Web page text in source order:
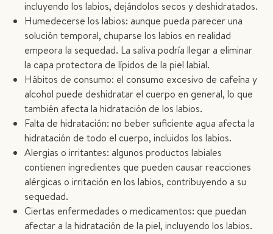
incluyendo los labios, dejándolos secos y deshidratados.
Humedecerse los labios: aunque pueda parecer una
solución temporal, chuparse los labios en realidad
empeora la sequedad. La saliva podría llegar a eliminar
la capa protectora de lípidos de la piel labial.
Hábitos de consumo: el consumo excesivo de cafeína y
alcohol puede deshidratar el cuerpo en general, lo que
también afecta la hidratación de los labios.
Falta de hidratación: no beber suficiente agua afecta la
hidratación de todo el cuerpo, incluidos los labios.
Alergias o irritantes: algunos productos labiales
contienen ingredientes que pueden causar reacciones
alérgicas o irritación en los labios, contribuyendo a su
sequedad.
Ciertas enfermedades o medicamentos: que puedan
afectar a la hidratación de la piel, incluyendo los labios.